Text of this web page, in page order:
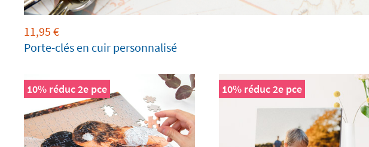
11,95 €
Porte-clés en cuir personnalisé
10% réduc 2e pce 10% réduc 2e pce